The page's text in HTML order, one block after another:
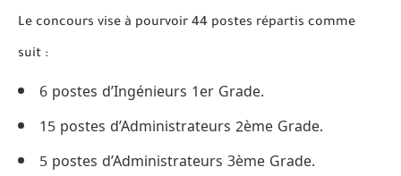
Le concours vise à pourvoir 44 postes répartis comme
suit :
6 postes d’Ingénieurs 1er Grade.
15 postes d’Administrateurs 2ème Grade.
5 postes d’Administrateurs 3ème Grade.